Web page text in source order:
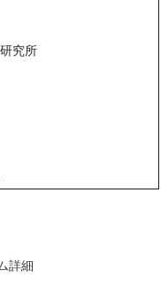
究所
ュート
詳細